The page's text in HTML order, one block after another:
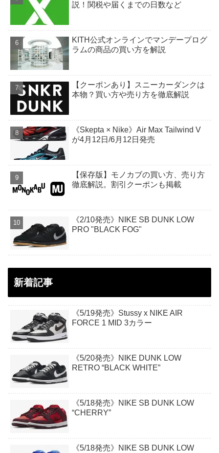
説！関税や届くまでの日数など
KITH公式オンラインでマンデープログ
ラムの商品の買い方を解説
【クーポンあり】スニーカーダンクは
本物？買い方や売り方を徹底解説
《Skepta × Nike》Air Max Tailwind V
が4月12日/6月12日発売
【保存版】モノカブの買い方、売り方
徹底解説。割引クーポンも掲載
《2/10発売》NIKE SB DUNK LOW
PRO "BLACK FOG"
新着記事
《5/19発売》Stussy x NIKE AIR
FORCE 1 MID 3カラー
《5/20発売》NIKE DUNK LOW
RETRO “BLACK WHITE”
《5/18発売》NIKE SB DUNK LOW
“CHERRY”
《5/18発売》NIKE SB DUNK LOW